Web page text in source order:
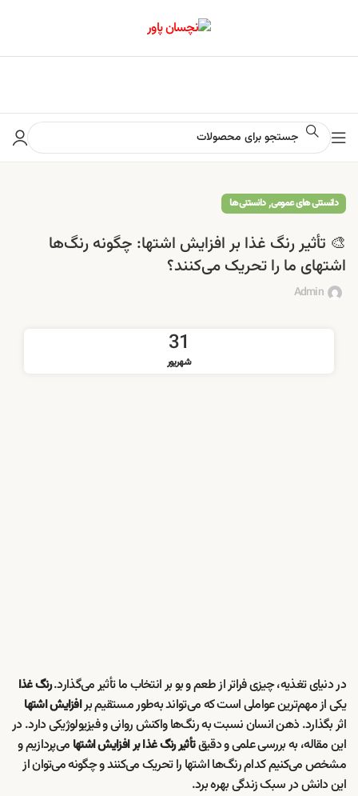
دانستنی های عمومی,دانستنی ها
🎨 تأثیر رنگ غذا بر افزایش اشتها: چگونه رنگ‌ها
اشتهای ما را تحریک می‌کنند؟
Admin
31
شهریور
در دنیای تغذیه، چیزی فراتر از طعم و بو بر انتخاب ما تأثیر می‌گذارد.رنگ غذا
یکی از مهم‌ترین عواملی است که می‌تواند به‌طور مستقیم برافزایش اشتها
اثر بگذارد. ذهن انسان نسبت به رنگ‌ها واکنش روانی و فیزیولوژیکی دارد. در
این مقاله، به بررسی علمی و دقیقتأثیر رنگ غذا بر افزایش اشتها می‌پردازیم و
مشخص می‌کنیم کدام رنگ‌ها اشتها را تحریک می‌کنند و چگونه می‌توان از
این دانش در سبک زندگی بهره برد.